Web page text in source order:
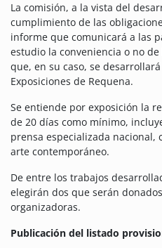
La comisión, a la vista del
cumplimiento de las
informe que comunicará a las
estudio la conveniencia o no
que, en su caso, se
Exposiciones de Requena.
Se entiende por exposición la
de 20 días como mínimo,
prensa especializada nacional,
arte contemporáneo.
De entre los trabajos
elegirán dos que serán
organizadoras.
Publicación del listado